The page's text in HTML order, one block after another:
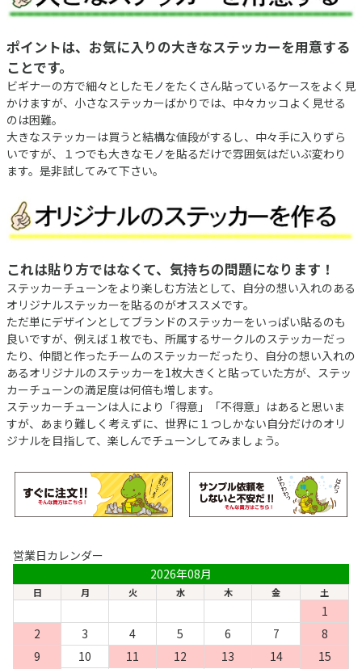
ポイントは、お気に入りの大きなステッカーを用意する
ことです。
ビギナーの方で細々としたモノをたくさん貼っているケースをよく見
かけますが、小さなステッカーばかりでは、中々カッコよく見せる
のは困難。
大きなステッカーは買うと結構な値段がするし、中々手に入りずら
いですが、１つでも大きなモノを貼るだけで雰囲気はだいぶ変わり
ます。是非試してみて下さい。
これは貼り方ではなくて、気持ちの問題になります！
ステッカーチューンをより楽しむ方法として、自分の想い入れのある
オリジナルステッカーを貼るのがオススメです。
ただ単にデザインとしてブランドのステッカーをいっぱい貼るのも
良いですが、例えば１枚でも、所属するサークルのステッカーだっ
たり、仲間と作ったチームのステッカーだったり、自分の想い入れの
あるオリジナルのステッカーを1枚大きくと貼っていた方が、ステッ
カーチューンの満足度は何倍も増します。
ステッカーチューンは人により「得意」「不得意」はあると思いま
すが、あまり難しく考えずに、世界に１つしかない自分だけのオリ
ジナルを目指して、楽しんでチューンしてみましょう。
営業日カレンダー
2026年08月
日 月 火 水 木 金 土
1
2
3 4 5 6 7
8
9
10 11 12 13 14
15